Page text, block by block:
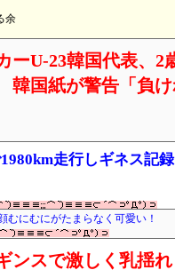
余
ーU-23韓国代表、2
国紙が警告「負
1980km走行しギネス記
むにむにがたまらなく可愛い！
スで激しく乳揺れ